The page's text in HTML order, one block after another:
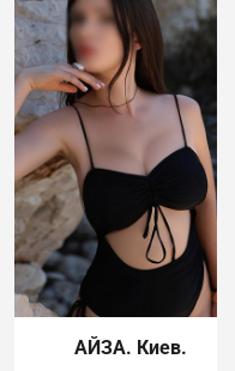
АЙЗА. Киев.